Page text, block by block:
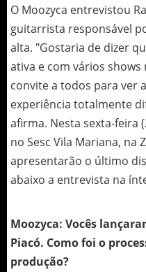
O Moozyca entrevistou
guitarrista responsável
alta. "Gostaria de dizer
ativa e com vários shows
convite a todos para ver
experiência totalmente
afirma. Nesta sexta-feira
no Sesc Vila Mariana, na
apresentarão o último
abaixo a entrevista na
Moozyca: Vocês
Piacó. Como foi o
produção?